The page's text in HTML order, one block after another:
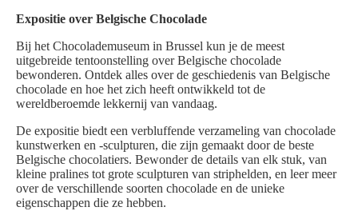
Expositie over Belgische Chocolade
Bij het Chocolademuseum in Brussel kun je de meest
uitgebreide tentoonstelling over Belgische chocolade
bewonderen. Ontdek alles over de geschiedenis van Belgische
chocolade en hoe het zich heeft ontwikkeld tot de
wereldberoemde lekkernij van vandaag.
De expositie biedt een verbluffende verzameling van chocolade
kunstwerken en -sculpturen, die zijn gemaakt door de beste
Belgische chocolatiers. Bewonder de details van elk stuk, van
kleine pralines tot grote sculpturen van striphelden, en leer meer
over de verschillende soorten chocolade en de unieke
eigenschappen die ze hebben.